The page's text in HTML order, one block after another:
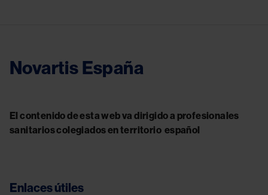
Novartis España
El contenido de esta web va dirigido a profesionales
sanitarios colegiados en territorio español
Enlaces útiles